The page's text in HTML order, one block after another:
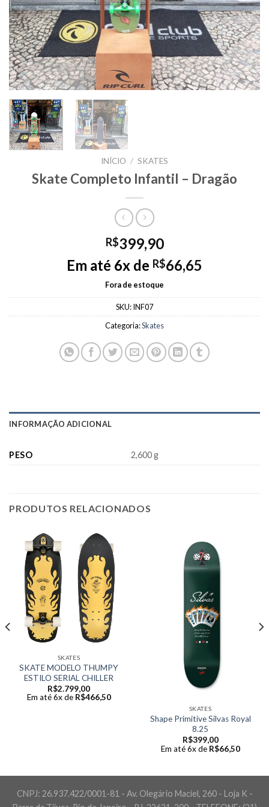
INÍCIO / SKATES
Skate Completo Infantil – Dragão
R$399,90
Em até 6x de R$66,65
Fora de estoque
SKU:INF07
Categoria:Skates
INFORMAÇÃO ADICIONAL
PESO 2,600 g
PRODUTOS RELACIONADOS
SKATES
SKATE MODELO THUMPY
ESTILO SERIAL CHILLER
R$2.799,00
Em até 6x de R$466,50
SKATES
Shape Primitive Silvas Royal
8.25
R$399,00
Em até 6x de R$66,50
CNPJ: 26.937.422/0001-81 - Av. Olegário Maciel, 260 - Loja K -